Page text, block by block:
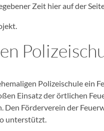
Zeit hier auf der
Polizeischule ein
Einsatz der örtlichen
Den Förderverein der
unterstützt.